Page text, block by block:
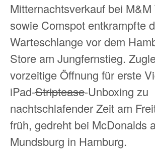
Mitternachtsverkauf bei M&M
sowie Comspot entkrampfte
Warteschlange vor dem
Store am Jungfernstieg.
vorzeitige Öffnung für erste
iPad-Striptease-Unboxing zu
nachtschlafender Zeit am
früh, gedreht bei McDonalds
Mundsburg in Hamburg.